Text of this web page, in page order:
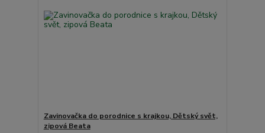
Zavinovačka do porodnice s krajkou, Dětský svět,
zipová Beata